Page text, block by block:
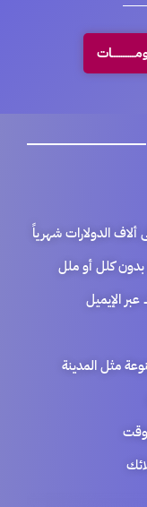
الدولارات شهرياً
كلل أو ملل
الإيميل
مثل المدينة